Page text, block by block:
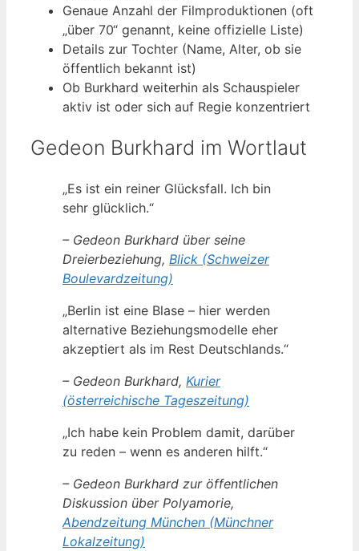
Genaue Anzahl der Filmproduktionen (oft
„über 70“ genannt, keine offizielle Liste)
Details zur Tochter (Name, Alter, ob sie
öffentlich bekannt ist)
Ob Burkhard weiterhin als Schauspieler
aktiv ist oder sich auf Regie konzentriert
Gedeon Burkhard im Wortlaut
„Es ist ein reiner Glücksfall. Ich bin
sehr glücklich.“
– Gedeon Burkhard über seine
Dreierbeziehung, Blick (Schweizer
Boulevardzeitung)
„Berlin ist eine Blase – hier werden
alternative Beziehungsmodelle eher
akzeptiert als im Rest Deutschlands.“
– Gedeon Burkhard, Kurier
(österreichische Tageszeitung)
„Ich habe kein Problem damit, darüber
zu reden – wenn es anderen hilft.“
– Gedeon Burkhard zur öffentlichen
Diskussion über Polyamorie,
Abendzeitung München (Münchner
Lokalzeitung)